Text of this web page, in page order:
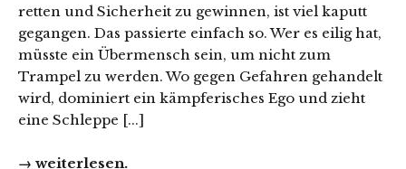
retten und Sicherheit zu gewinnen, ist viel kaputt
gegangen. Das passierte einfach so. Wer es eilig hat,
müsste ein Übermensch sein, um nicht zum
Trampel zu werden. Wo gegen Gefahren gehandelt
wird, dominiert ein kämpferisches Ego und zieht
eine Schleppe [...]
→ weiterlesen.